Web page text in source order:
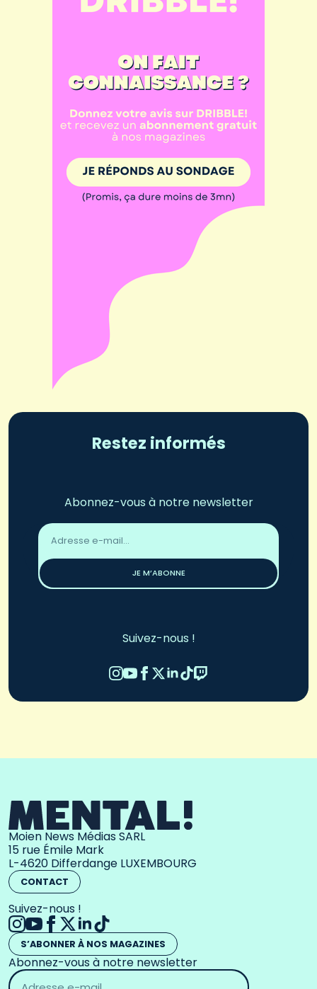
Restez informés
Abonnez-vous à notre newsletter
Adresse
email
JE M’ABONNE
Suivez-nous !
Moien News Médias SARL
15 rue Émile Mark
L-4620 Differdange LUXEMBOURG
CONTACT
Suivez-nous !
S’ABONNER À NOS MAGAZINES
Abonnez-vous à notre newsletter
Adresse